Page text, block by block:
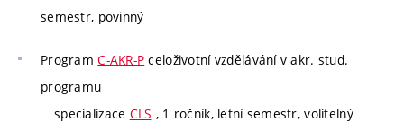
semestr, povinný
ProgramC-AKR-P celoživotní vzdělávání v akr. stud.
programu
specializace CLS , 1 ročník, letní semestr, volitelný